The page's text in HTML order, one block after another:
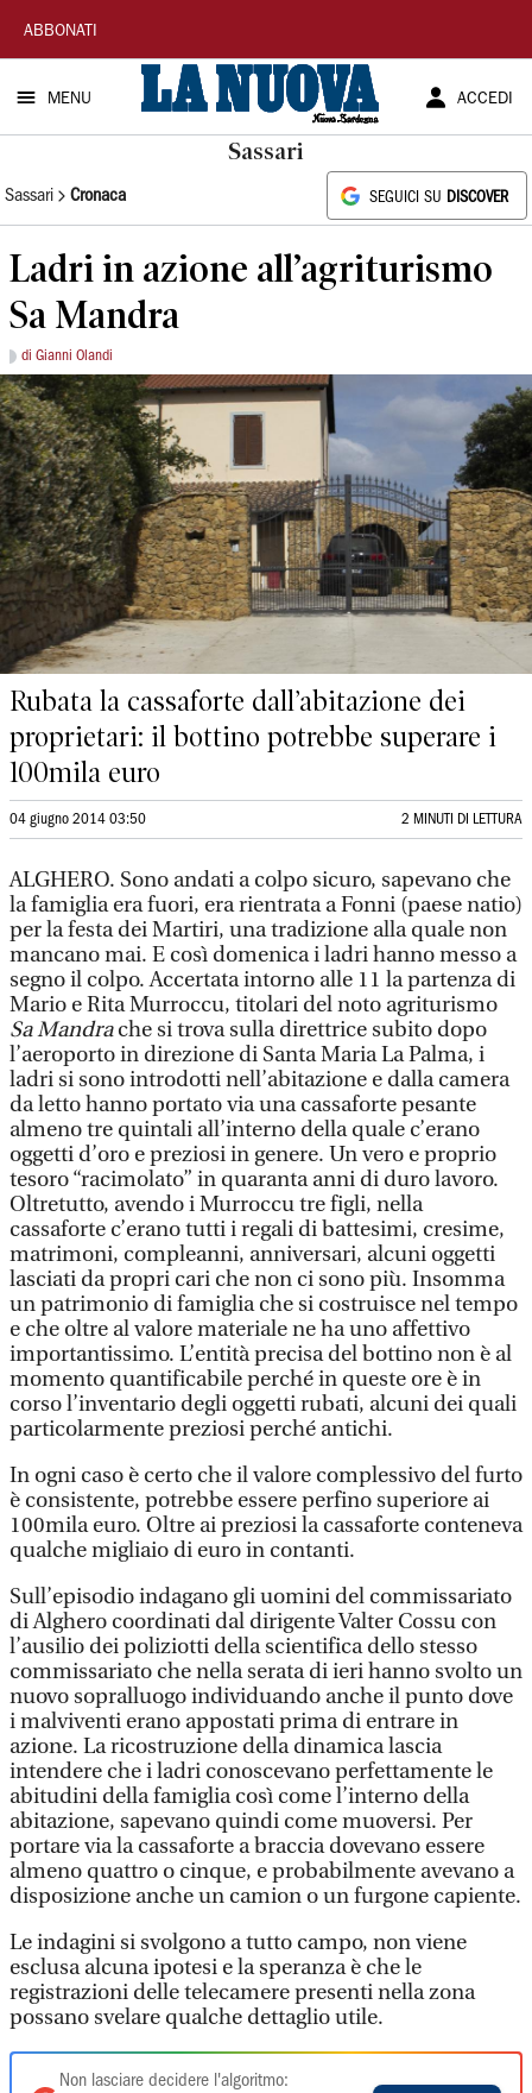
La
Nuova
Sardegna
ABBONATI
MENU ACCEDI
Sassari
Sassari Cronaca SEGUICI SU DISCOVER
Ladri in azione all’agriturismo
Sa Mandra
di Gianni Olandi
Rubata la cassaforte dall’abitazione dei
proprietari: il bottino potrebbe superare i
100mila euro
04 giugno 2014 03:50 2 MINUTI DI LETTURA
ALGHERO. Sono andati a colpo sicuro, sapevano che
la famiglia era fuori, era rientrata a Fonni (paese natio)
per la festa dei Martiri, una tradizione alla quale non
mancano mai. E così domenica i ladri hanno messo a
segno il colpo. Accertata intorno alle 11 la partenza di
Mario e Rita Murroccu, titolari del noto agriturismo
Sa Mandrache si trova sulla direttrice subito dopo
l’aeroporto in direzione di Santa Maria La Palma, i
ladri si sono introdotti nell’abitazione e dalla camera
da letto hanno portato via una cassaforte pesante
almeno tre quintali all’interno della quale c’erano
oggetti d’oro e preziosi in genere. Un vero e proprio
tesoro “racimolato” in quaranta anni di duro lavoro.
Oltretutto, avendo i Murroccu tre figli, nella
cassaforte c’erano tutti i regali di battesimi, cresime,
matrimoni, compleanni, anniversari, alcuni oggetti
lasciati da propri cari che non ci sono più. Insomma
un patrimonio di famiglia che si costruisce nel tempo
e che oltre al valore materiale ne ha uno affettivo
importantissimo. L’entità precisa del bottino non è al
momento quantificabile perché in queste ore è in
corso l’inventario degli oggetti rubati, alcuni dei quali
particolarmente preziosi perché antichi.
In ogni caso è certo che il valore complessivo del furto
è consistente, potrebbe essere perfino superiore ai
100mila euro. Oltre ai preziosi la cassaforte conteneva
qualche migliaio di euro in contanti.
Sull’episodio indagano gli uomini del commissariato
di Alghero coordinati dal dirigente Valter Cossu con
l’ausilio dei poliziotti della scientifica dello stesso
commissariato che nella serata di ieri hanno svolto un
nuovo sopralluogo individuando anche il punto dove
i malviventi erano appostati prima di entrare in
azione. La ricostruzione della dinamica lascia
intendere che i ladri conoscevano perfettamente le
abitudini della famiglia così come l’interno della
abitazione, sapevano quindi come muoversi. Per
portare via la cassaforte a braccia dovevano essere
almeno quattro o cinque, e probabilmente avevano a
disposizione anche un camion o un furgone capiente.
Le indagini si svolgono a tutto campo, non viene
esclusa alcuna ipotesi e la speranza è che le
registrazioni delle telecamere presenti nella zona
possano svelare qualche dettaglio utile.
Non lasciare decidere l'algoritmo: